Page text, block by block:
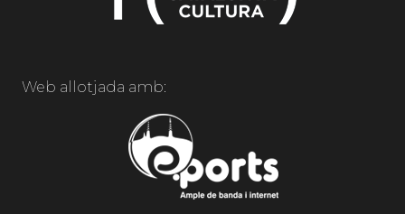
Web allotjada amb: